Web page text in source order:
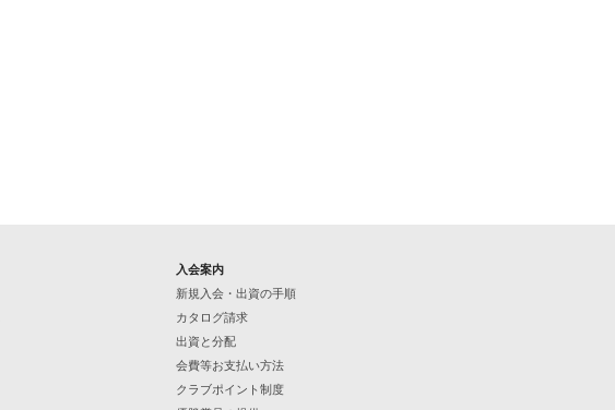
入会案内
新規入会・出資の手順
カタログ請求
出資と分配
会費等お支払い方法
クラブポイント制度